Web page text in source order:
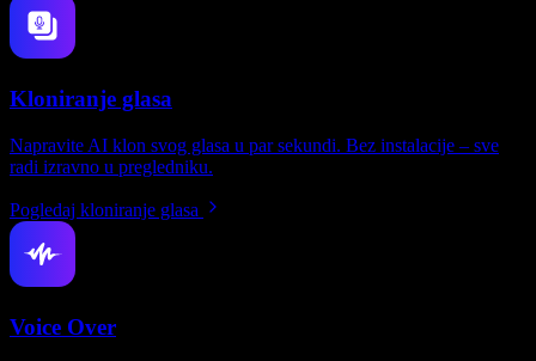
Kloniranje glasa
Napravite AI klon svog glasa u par sekundi. Bez instalacije – sve
radi izravno u pregledniku.
Pogledaj kloniranje glasa
Voice Over